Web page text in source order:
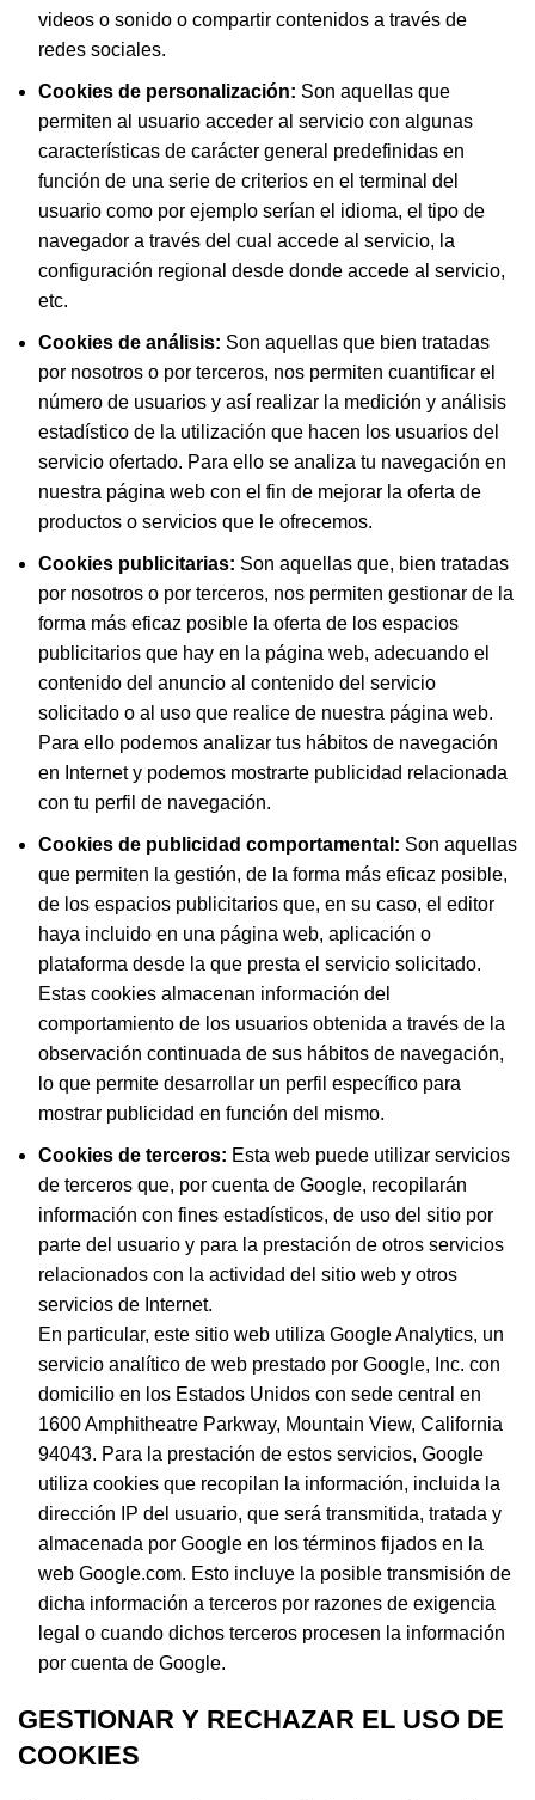
videos o sonido o compartir contenidos a través de
redes sociales.
Cookies de personalización: Son aquellas que
permiten al usuario acceder al servicio con algunas
características de carácter general predefinidas en
función de una serie de criterios en el terminal del
usuario como por ejemplo serían el idioma, el tipo de
navegador a través del cual accede al servicio, la
configuración regional desde donde accede al servicio,
etc.
Cookies de análisis: Son aquellas que bien tratadas
por nosotros o por terceros, nos permiten cuantificar el
número de usuarios y así realizar la medición y análisis
estadístico de la utilización que hacen los usuarios del
servicio ofertado. Para ello se analiza tu navegación en
nuestra página web con el fin de mejorar la oferta de
productos o servicios que le ofrecemos.
Cookies publicitarias: Son aquellas que, bien tratadas
por nosotros o por terceros, nos permiten gestionar de la
forma más eficaz posible la oferta de los espacios
publicitarios que hay en la página web, adecuando el
contenido del anuncio al contenido del servicio
solicitado o al uso que realice de nuestra página web.
Para ello podemos analizar tus hábitos de navegación
en Internet y podemos mostrarte publicidad relacionada
con tu perfil de navegación.
Cookies de publicidad comportamental: Son aquellas
que permiten la gestión, de la forma más eficaz posible,
de los espacios publicitarios que, en su caso, el editor
haya incluido en una página web, aplicación o
plataforma desde la que presta el servicio solicitado.
Estas cookies almacenan información del
comportamiento de los usuarios obtenida a través de la
observación continuada de sus hábitos de navegación,
lo que permite desarrollar un perfil específico para
mostrar publicidad en función del mismo.
Cookies de terceros: Esta web puede utilizar servicios
de terceros que, por cuenta de Google, recopilarán
información con fines estadísticos, de uso del sitio por
parte del usuario y para la prestación de otros servicios
relacionados con la actividad del sitio web y otros
servicios de Internet.
En particular, este sitio web utiliza Google Analytics, un
servicio analítico de web prestado por Google, Inc. con
domicilio en los Estados Unidos con sede central en
1600 Amphitheatre Parkway, Mountain View, California
94043. Para la prestación de estos servicios, Google
utiliza cookies que recopilan la información, incluida la
dirección IP del usuario, que será transmitida, tratada y
almacenada por Google en los términos fijados en la
web Google.com. Esto incluye la posible transmisión de
dicha información a terceros por razones de exigencia
legal o cuando dichos terceros procesen la información
por cuenta de Google.
GESTIONAR Y RECHAZAR EL USO DE
COOKIES